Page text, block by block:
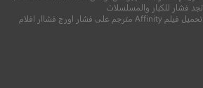
روابط تحميل فلم Affinity رابط تحميل فيلم Affinity مترجم على فشار اورج فشاار افلام